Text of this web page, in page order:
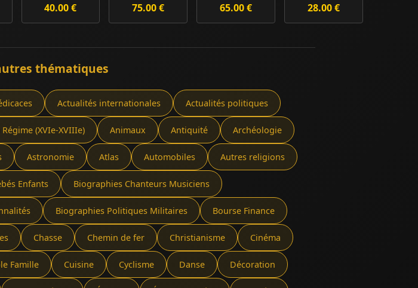
40.00 € 75.00 € 65.00 €
motr...
28.00 €
thématiques
Actualités internationales Actualités politiques
(XVIe-XVIIIe) Animaux Antiquité Archéologie
Astronomie Atlas Automobiles Autres religions
Enfants Biographies Chanteurs Musiciens
Biographies Politiques Militaires Bourse Finance
Chasse Chemin de fer Christianisme Cinéma
Famille Cuisine Cyclisme Danse Décoration